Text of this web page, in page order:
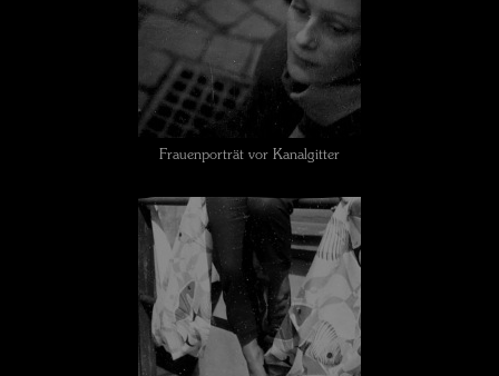
Frauenporträt vor Kanalgitter